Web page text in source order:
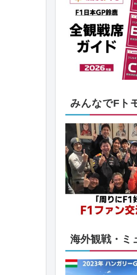
みんなでFト
海外観戦・ミ